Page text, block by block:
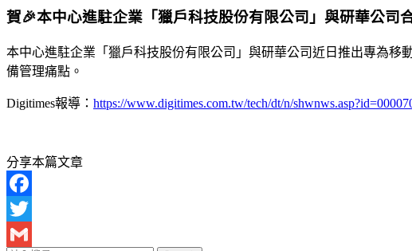
賀🎉本中心進駐企業「獵戶科技股份有限公司」與研華公司
本中心進駐企業「獵戶科技股份有限公司」與研華公司近日推出專為移
備管理痛點。
Digitimes報導： https://www.digitimes.com.tw/tech/dt/n/
分享本篇文章
Facebook
Twitter